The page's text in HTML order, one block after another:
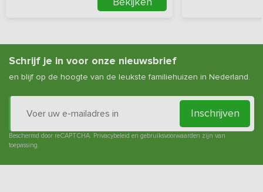
Schrijf je in voor onze nieuwsbrief
en blijf op de hoogte van de leukste familiehuizen in Nederland.
Inschrijven
Beschermd door reCAPTCHA. Privacybeleid en gebruiksvoorwaarden zijn van
toepassing.